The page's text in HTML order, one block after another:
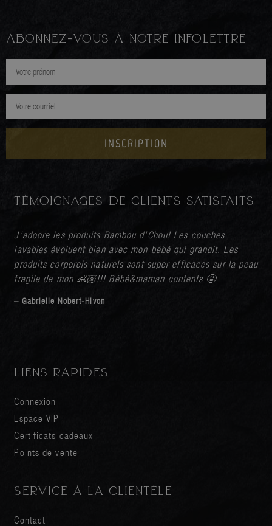
ABONNEZ-VOUS À NOTRE INFOLETTRE
INSCRIPTION
TÉMOIGNAGES DE CLIENTS SATISFAITS
J’adoore les produits Bambou d’Chou! Les couches
lavables évoluent bien avec mon bébé qui grandit. Les
produits corporels naturels sont super efficaces sur la peau
fragile de mon 👶🏼!!! Bébé&maman contents 🤩
– Gabrielle Nobert-Hivon
LIENS RAPIDES
Connexion
Espace VIP
Certificats cadeaux
Points de vente
SERVICE À LA CLIENTÈLE
Contact